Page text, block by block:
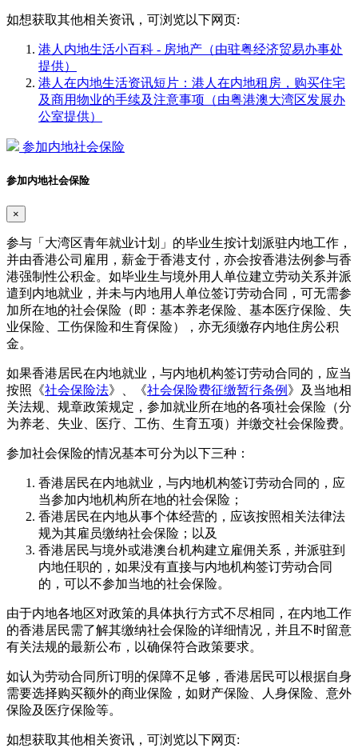
如想获取其他相关资讯，可浏览以下网页:
港人内地生活小百科 - 房地产（由驻粤经济贸易办事处
提供）
港人在内地生活资讯短片：港人在内地租房，购买住宅
及商用物业的手续及注意事项（由粤港澳大湾区发展办
公室提供）
参加内地社会保险
参加内地社会保险
×
参与「大湾区青年就业计划」的毕业生按计划派驻内地工作，
并由香港公司雇用，薪金于香港支付，亦会按香港法例参与香
港强制性公积金。如毕业生与境外用人单位建立劳动关系并派
遣到内地就业，并未与内地用人单位签订劳动合同，可无需参
加所在地的社会保险（即：基本养老保险、基本医疗保险、失
业保险、工伤保险和生育保险），亦无须缴存内地住房公积
金。
如果香港居民在内地就业，与内地机构签订劳动合同的，应当
按照《社会保险法》、《社会保险费征缴暂行条例 》及当地相
关法规、规章政策规定，参加就业所在地的各项社会保险（分
为养老、失业、医疗、工伤、生育五项）并缴交社会保险费。
参加社会保险的情况基本可分为以下三种：
香港居民在内地就业，与内地机构签订劳动合同的，应
当参加内地机构所在地的社会保险；
香港居民在内地从事个体经营的，应该按照相关法律法
规为其雇员缴纳社会保险；以及
香港居民与境外或港澳台机构建立雇佣关系，并派驻到
内地任职的，如果没有直接与内地机构签订劳动合同
的，可以不参加当地的社会保险。
由于内地各地区对政策的具体执行方式不尽相同，在内地工作
的香港居民需了解其缴纳社会保险的详细情况，并且不时留意
有关法规的最新公布，以确保符合政策要求。
如认为劳动合同所订明的保障不足够，香港居民可以根据自身
需要选择购买额外的商业保险，如财产保险、人身保险、意外
保险及医疗保险等。
如想获取其他相关资讯，可浏览以下网页: